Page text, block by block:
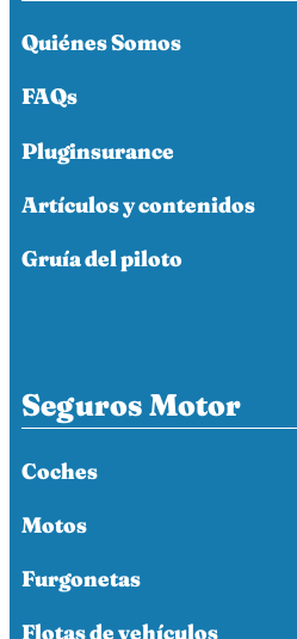
Quiénes Somos
FAQs
Pluginsurance
Artículos y contenidos
Gruía del piloto
Seguros Motor
Coches
Motos
Furgonetas
Flotas de vehículos